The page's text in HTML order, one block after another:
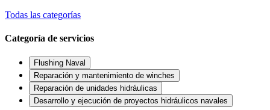
Todas las categorías
Categoría de servicios
Flushing Naval
Reparación y mantenimiento de winches
Reparación de unidades hidráulicas
Desarrollo y ejecución de proyectos hidráulicos navales